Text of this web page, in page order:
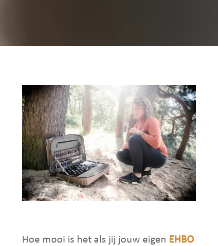
Hoe mooi is het als jij jouw eigen EHBO